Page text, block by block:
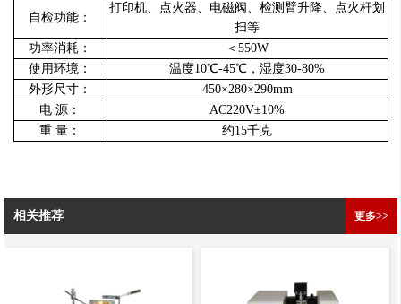
自检功能：
打印机、点火器、电磁阀、检测臂升降、点火杆划
扫等
功率消耗：
＜550W
使用环境：
温度10℃-45℃，湿度30-80%
外形尺寸：
450×280×290mm
电 源：
AC220V±10%
重 量：
约15千克
相关推荐 更多>>